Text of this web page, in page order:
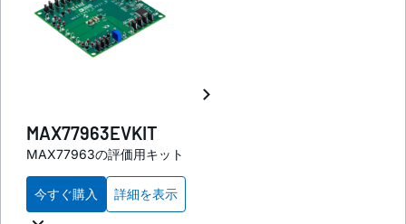
MAX77963EVKIT
MAX77963の評価用キット
今すぐ購入 詳細を表示